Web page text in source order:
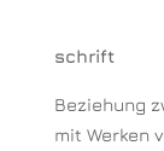
schrift
Beziehung
mit Werken